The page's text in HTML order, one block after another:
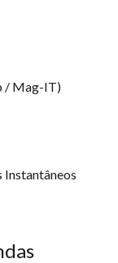
/ Mag-IT)
Instantâneos